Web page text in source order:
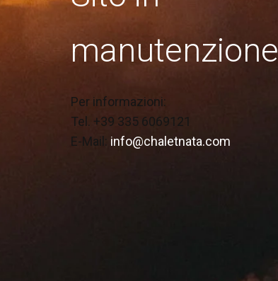
manutenzione
Per informazioni:
Tel. +39 335 6069121
E-Mail: info@chaletnata.com